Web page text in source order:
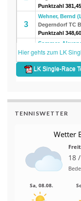
TENNISWETTER
Wetter
18
Sa, 08.08.